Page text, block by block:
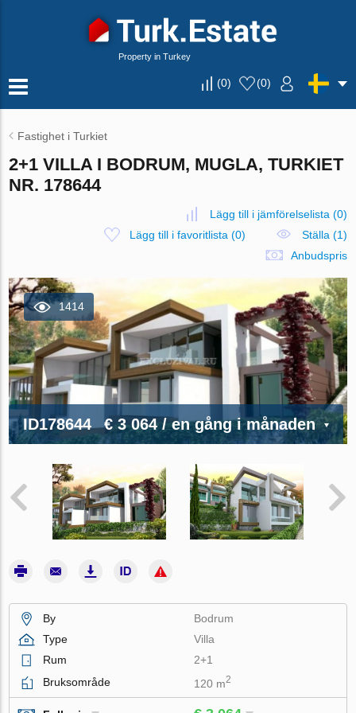
Property in Turkey
(0) (0)
Fastighet i Turkiet
2+1 VILLA I BODRUM, MUGLA, TURKIET
NR. 178644
Lägg till i jämförelselista (0)
Lägg till i favoritlista (0)
Ställa (1)
Anbudspris
1414
ID178644 € 3 064/ en gång i månaden
By
Bodrum
Type
Villa
Rum
2+1
Bruksområde
120 m2